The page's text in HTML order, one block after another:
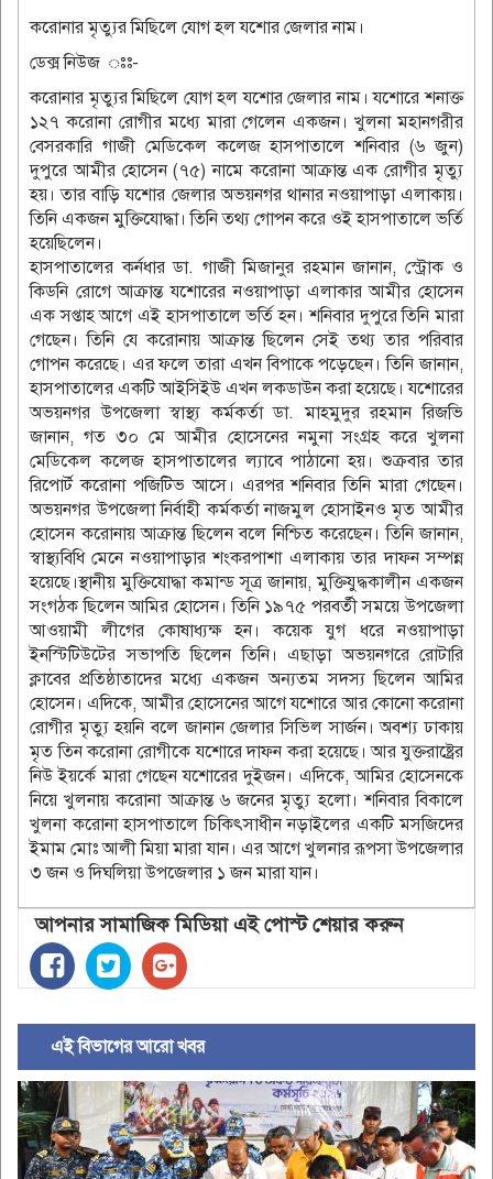
করোনার মৃত্যুর মিছিলে যোগ হল যশোর জেলার নাম।
ডেক্স নিউজ ঃঃ-
করোনার মৃত্যুর মিছিলে যোগ হল যশোর জেলার নাম। যশোরে শনাক্ত
১২৭ করোনা রোগীর মধ্যে মারা গেলেন একজন। খুলনা মহানগরীর
বেসরকারি গাজী মেডিকেল কলেজ হাসপাতালে শনিবার (৬ জুন)
দুপুরে আমীর হোসেন (৭৫) নামে করোনা আক্রান্ত এক রোগীর মৃত্যু
হয়। তার বাড়ি যশোর জেলার অভয়নগর থানার নওয়াপাড়া এলাকায়।
তিনি একজন মুক্তিযোদ্ধা। তিনি তথ্য গোপন করে ওই হাসপাতালে ভর্তি
হয়েছিলেন।
হাসপাতালের কর্নধার ডা. গাজী মিজানুর রহমান জানান, স্ট্রোক ও
কিডনি রোগে আক্রান্ত যশোরের নওয়াপাড়া এলাকার আমীর হোসেন
এক সপ্তাহ আগে এই হাসপাতালে ভর্তি হন। শনিবার দুপুরে তিনি মারা
গেছেন। তিনি যে করোনায় আক্রান্ত ছিলেন সেই তথ্য তার পরিবার
গোপন করেছে। এর ফলে তারা এখন বিপাকে পড়েছেন। তিনি জানান,
হাসপাতালের একটি আইসিইউ এখন লকডাউন করা হয়েছে। যশোরের
অভয়নগর উপজেলা স্বাস্থ্য কর্মকর্তা ডা. মাহমুদুর রহমান রিজভি
জানান, গত ৩০ মে আমীর হোসেনের নমুনা সংগ্রহ করে খুলনা
মেডিকেল কলেজ হাসপাতালের ল্যাবে পাঠানো হয়। শুক্রবার তার
রিপোর্ট করোনা পজিটিভ আসে। এরপর শনিবার তিনি মারা গেছেন।
অভয়নগর উপজেলা নির্বাহী কর্মকর্তা নাজমুল হোসাইনও মৃত আমীর
হোসেন করোনায় আক্রান্ত ছিলেন বলে নিশ্চিত করেছেন। তিনি জানান,
স্বাস্থ্যবিধি মেনে নওয়াপাড়ার শংকরপাশা এলাকায় তার দাফন সম্পন্ন
হয়েছে।স্থানীয় মুক্তিযোদ্ধা কমান্ড সূত্র জানায়, মুক্তিযুদ্ধকালীন একজন
সংগঠক ছিলেন আমির হোসেন। তিনি ১৯৭৫ পরবর্তী সময়ে উপজেলা
আওয়ামী লীগের কোষাধ্যক্ষ হন। কয়েক যুগ ধরে নওয়াপাড়া
ইনস্টিটিউটের সভাপতি ছিলেন তিনি। এছাড়া অভয়নগরে রোটারি
ক্লাবের প্রতিষ্ঠাতাদের মধ্যে একজন অন্যতম সদস্য ছিলেন আমির
হোসেন। এদিকে, আমীর হোসেনের আগে যশোরে আর কোনো করোনা
রোগীর মৃত্যু হয়নি বলে জানান জেলার সিভিল সার্জন। অবশ্য ঢাকায়
মৃত তিন করোনা রোগীকে যশোরে দাফন করা হয়েছে। আর যুক্তরাষ্ট্রের
নিউ ইয়র্কে মারা গেছেন যশোরের দুইজন। এদিকে, আমির হোসেনকে
নিয়ে খুলনায় করোনা আক্রান্ত ৬ জনের মৃত্যু হলো। শনিবার বিকালে
খুলনা করোনা হাসপাতালে চিকিৎসাধীন নড়াইলের একটি মসজিদের
ইমাম মোঃ আলী মিয়া মারা যান। এর আগে খুলনার রূপসা উপজেলার
৩ জন ও দিঘলিয়া উপজেলার ১ জন মারা যান।
আপনার সামাজিক মিডিয়া এই পোস্ট শেয়ার করুন
এই বিভাগের আরো খবর